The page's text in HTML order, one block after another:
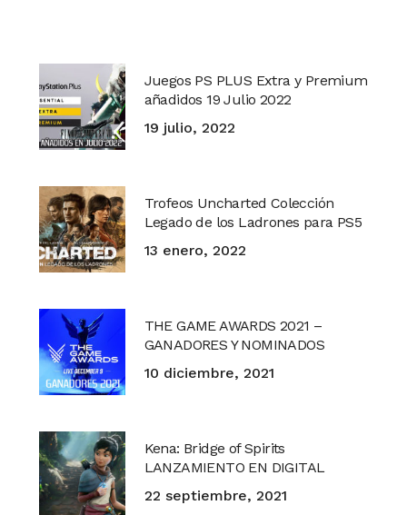
Juegos PS PLUS Extra y Premium
añadidos 19 Julio 2022
19 julio, 2022
Trofeos Uncharted Colección
Legado de los Ladrones para PS5
13 enero, 2022
THE GAME AWARDS 2021 –
GANADORES Y NOMINADOS
10 diciembre, 2021
Kena: Bridge of Spirits
LANZAMIENTO EN DIGITAL
22 septiembre, 2021